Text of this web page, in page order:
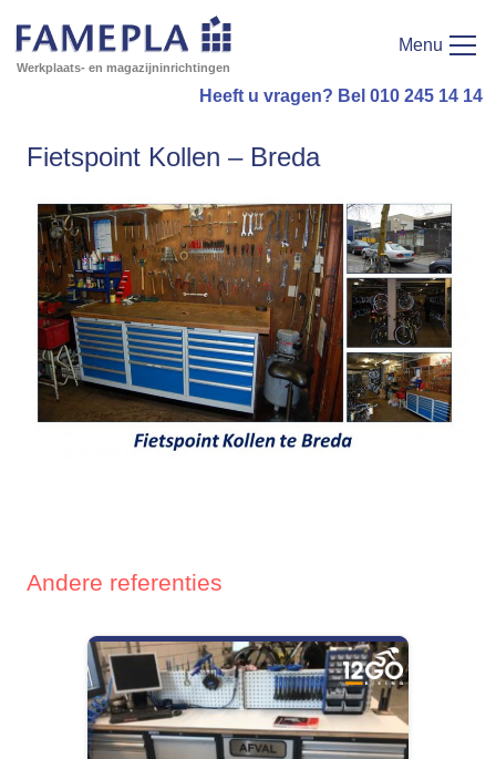
Werkplaats- en magazijninrichtingen
Menu
Heeft u vragen? Bel 010 245 14 14
Fietspoint Kollen – Breda
Andere referenties